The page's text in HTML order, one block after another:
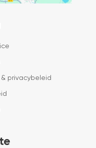
privacybeleid